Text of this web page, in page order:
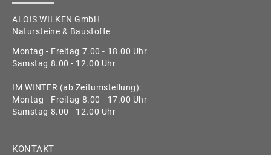
ALOIS WILKEN GmbH
Natursteine & Baustoffe
Montag - Freitag 7.00 - 18.00 Uhr
Samstag 8.00 - 12.00 Uhr
IM WINTER (ab Zeitumstellung):
Montag - Freitag 8.00 - 17.00 Uhr
Samstag 8.00 - 12.00 Uhr
KONTAKT